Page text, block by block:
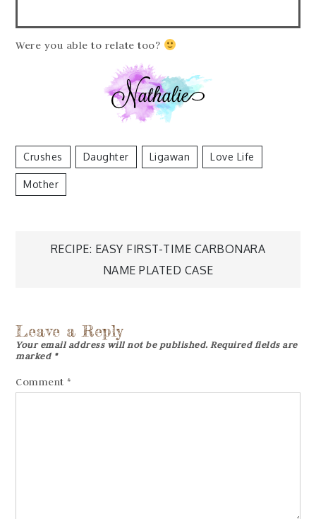
Were you able to relate too?
Crushes Daughter Ligawan Love Life
Mother
Post
navigation
RECIPE: EASY FIRST-TIME CARBONARA
NAME PLATED CASE
Leave a Reply
Your email address will not be published. Required fields are
marked *
Comment*